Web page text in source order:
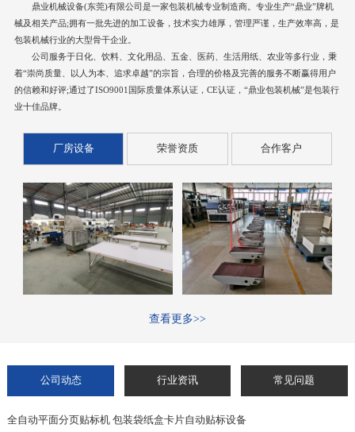
鼎业机械设备(东莞)有限公司是一家包装机械专业制造商。专业生产“鼎业”牌机
械及相关产品;拥有一批先进的加工设备，技术实力雄厚，管理严谨，生产效率高，是
包装机械行业的大型骨干企业。
公司服务于日化、饮料、文化用品、五金、医药、生活用纸、农业等多行业，秉
着“崇尚质量、以人为本、追求卓越”的宗旨，合理的价格及完善的服务不断赢得用户
的信赖和好评;通过了ISO9001国际质量体系认证，CE认证，“鼎业包装机械”是包装行
业十佳品牌。
厂房设备 荣誉资质 合作客户
查看更多>>
公司动态 行业资讯 常见问题
全自动平面分页贴标机 包装袋纸盒卡片自动贴标设备